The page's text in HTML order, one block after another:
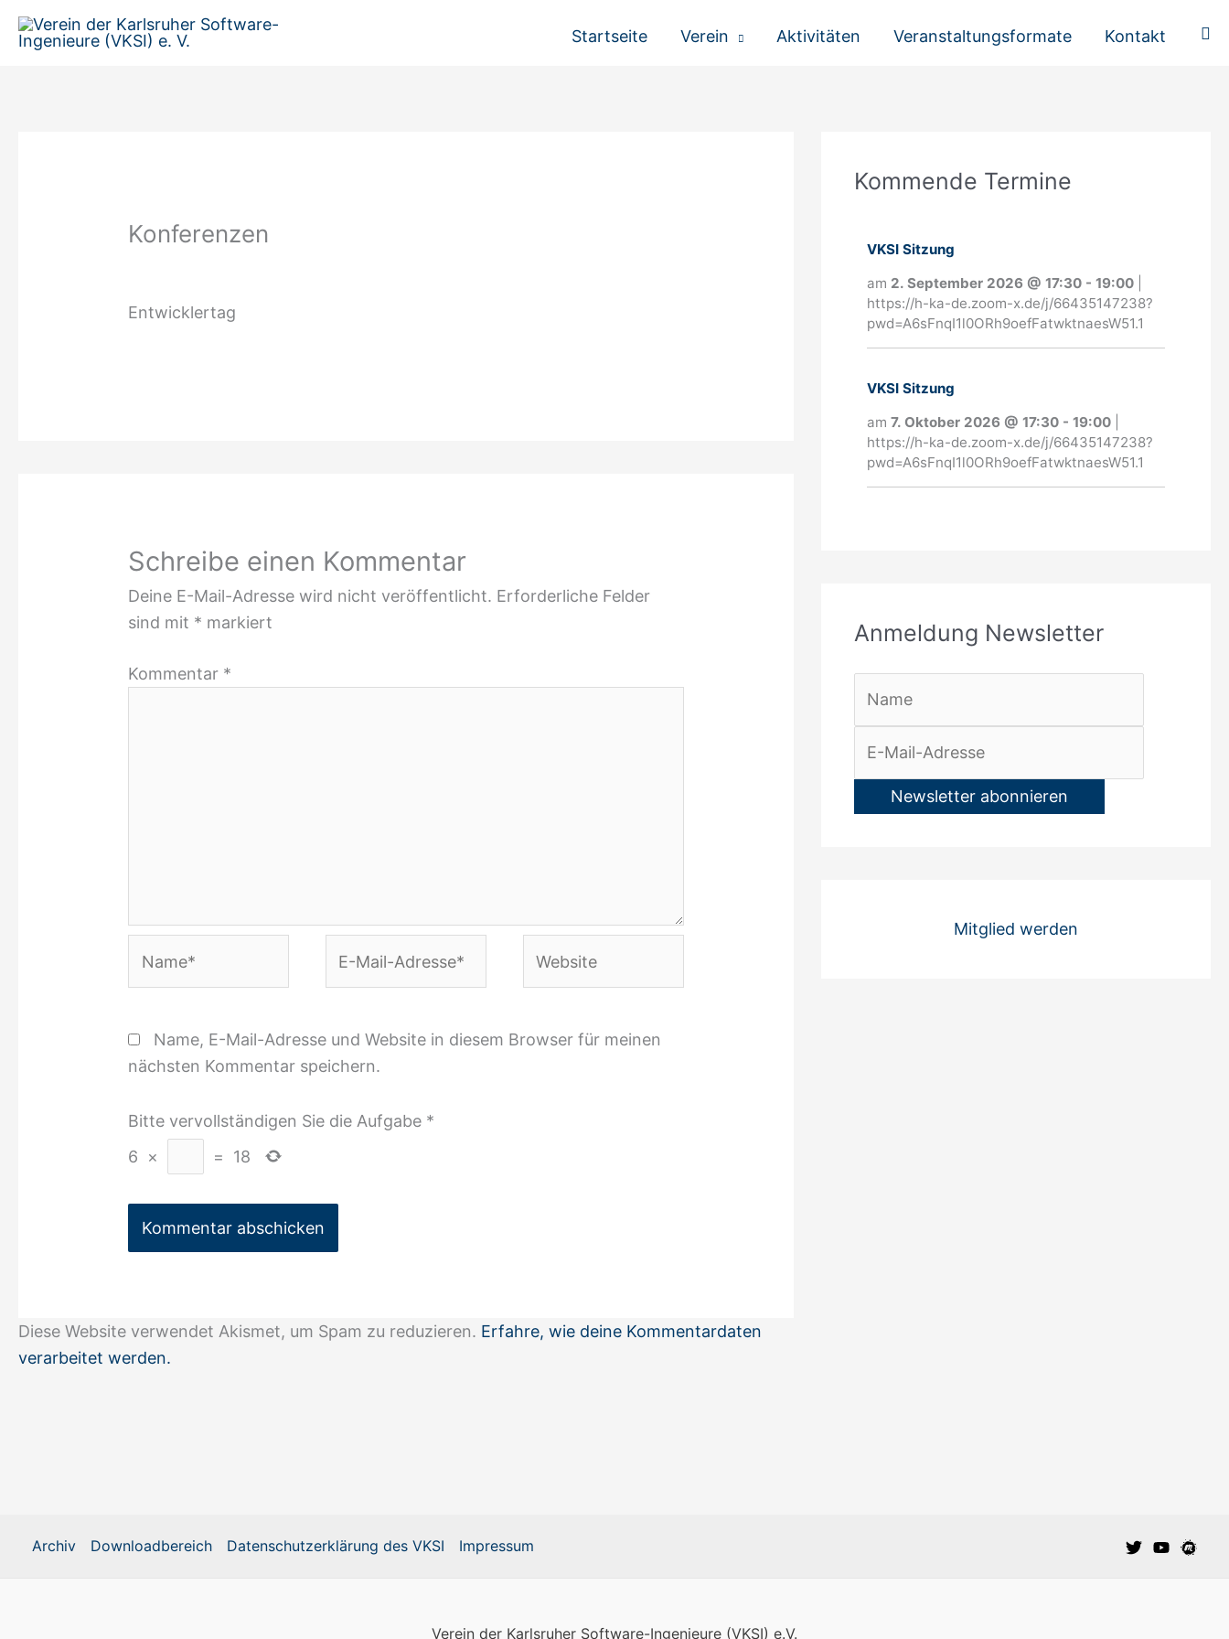
Zum
Inhalt
Startseite Verein Aktivitäten Veranstaltungsformate Kontakt
Konferenzen
Entwicklertag
Schreibe einen Kommentar
Deine E-Mail-Adresse wird nicht veröffentlicht. Erforderliche Felder
sind mit * markiert
Kommentar *
Mail-
Name, E-Mail-Adresse und Website in diesem Browser für meinen
nächsten Kommentar speichern.
Bitte vervollständigen Sie die Aufgabe *
6
× = 18
Diese Website verwendet Akismet, um Spam zu reduzieren. Erfahre, wie deine Kommentardaten
verarbeitet werden.
Kommende Termine
VKSI Sitzung
am 2. September 2026 @ 17:30- 19:00|
https://h-ka-de.zoom-x.de/j/66435147238?
pwd=A6sFnqI1l0ORh9oefFatwktnaesW51.1
VKSI Sitzung
am 7. Oktober 2026 @ 17:30- 19:00|
https://h-ka-de.zoom-x.de/j/66435147238?
pwd=A6sFnqI1l0ORh9oefFatwktnaesW51.1
Anmeldung Newsletter
n
t
t
Mitglied werden
Archiv Downloadbereich Datenschutzerklärung des VKSI Impressum
Verein der Karlsruher Software-Ingenieure (VKSI) e.V.